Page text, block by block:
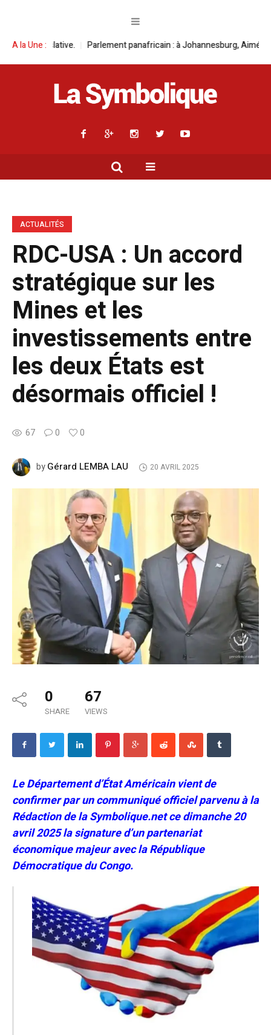
A la Une :Parlement panafricain : à Johannesburg, Aimé Boji Sangara
ACTUALITÉS
RDC-USA : Un accord
stratégique sur les
Mines et les
investissements entre
les deux États est
désormais officiel !
67 0 0
byGérard LEMBA LAU 20 AVRIL 2025
0
SHARE
67
VIEWS
Le Département d’État Américain vient de
confirmer par un communiqué officiel parvenu à la
Rédaction de la Symbolique.net ce dimanche 20
avril 2025 la signature d’un partenariat
économique majeur avec la République
Démocratique du Congo.